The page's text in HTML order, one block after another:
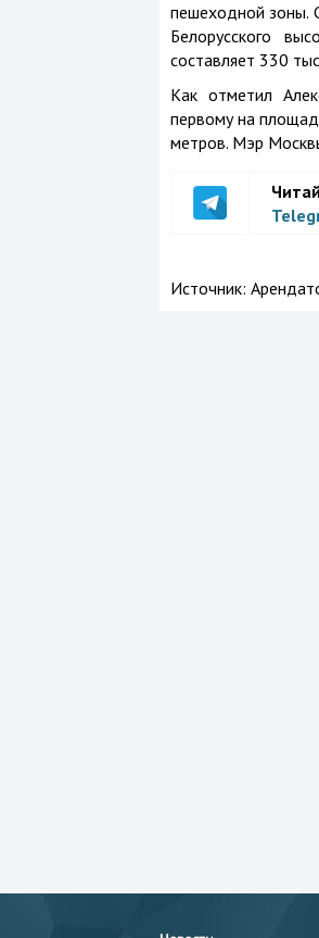
пешеходной зоны.
Белорусского
составляет 330
Как отметил
первому на
метров. Мэр
Источник: